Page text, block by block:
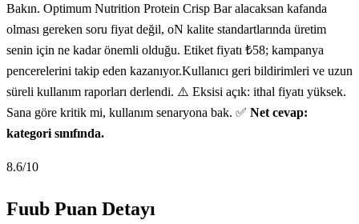
Bakın. Optimum Nutrition Protein Crisp Bar alacaksan kafanda
olması gereken soru fiyat değil, oN kalite standartlarında üretim
senin için ne kadar önemli olduğu. Etiket fiyatı ₺58; kampanya
pencerelerini takip eden kazanıyor.Kullanıcı geri bildirimleri ve uzun
süreli kullanım raporları derlendi. ⚠️ Eksisi açık: ithal fiyatı yüksek.
Sana göre kritik mi, kullanım senaryona bak. ✅ Net cevap:
kategori sınıfında.
8.6/10
Fuub Puan Detayı